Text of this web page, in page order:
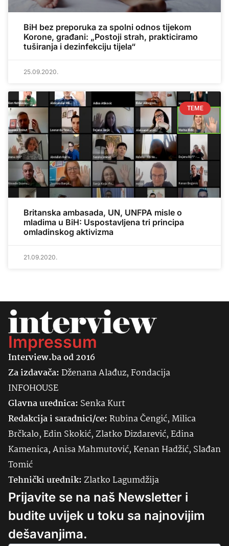
BiH bez preporuka za spolni odnos tijekom
Korone, građani: „Postoji strah, prakticiramo
tuširanja i dezinfekciju tijela“
25.09.2020.
TEME
Britanska ambasada, UN, UNFPA misle o
mladima u BiH: Uspostavljena tri principa
omladinskog aktivizma
21.09.2020.
Impressum
Interview.ba od 2016
Za izdavača:Dženana Alađuz, Fondacija
INFOHOUSE
Glavna urednica: SenkaKurt
Redakcija i saradnici/ce:Rubina Čengić, Milica
Brčkalo, Edin Skokić, Zlatko Dizdarević, Edina
Kamenica, Anisa Mahmutović, Kenan Hadžić, Slađan
Tomić
Tehnički urednik:Zlatko Lagumdžija
Prijavite se na naš Newsletter i
budite uvijek u toku sa najnovijim
dešavanjima.